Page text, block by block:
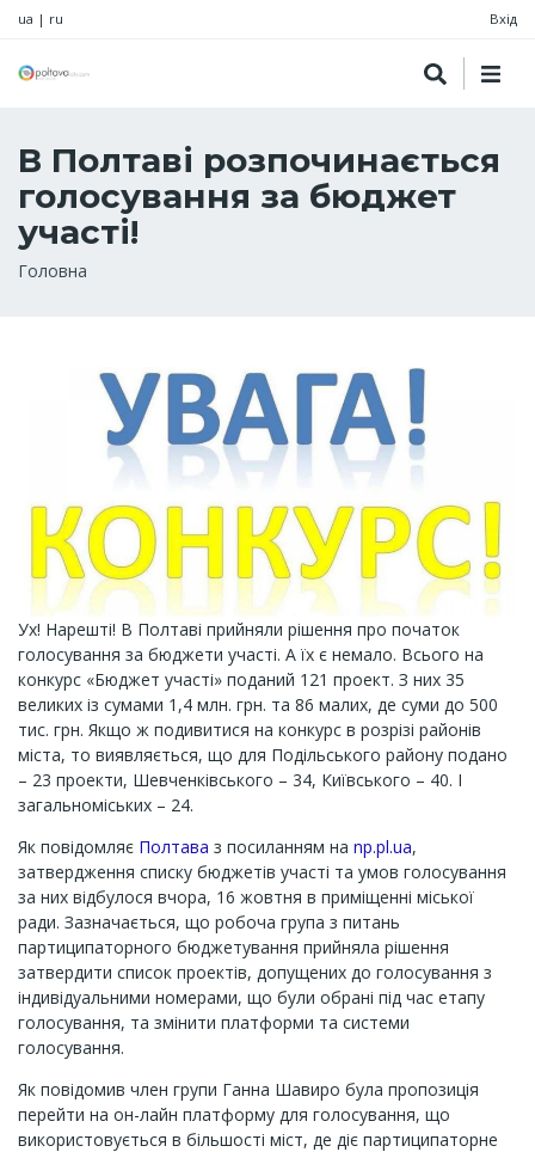
ua | ru Вхід
В Полтаві розпочинається
голосування за бюджет
участі!
Рядок
Головна
Ух! Нарешті! В Полтаві прийняли рішення про початок
голосування за бюджети участі. А їх є немало. Всього на
конкурс «Бюджет участі» поданий 121 проект. З них 35
великих із сумами 1,4 млн. грн. та 86 малих, де суми до 500
тис. грн. Якщо ж подивитися на конкурс в розрізі районів
міста, то виявляється, що для Подільського району подано
– 23 проекти, Шевченківського – 34, Київського – 40. І
загальноміських – 24.
Як повідомляє Полтава з посиланням на np.pl.ua,
затвердження списку бюджетів участі та умов голосування
за них відбулося вчора, 16 жовтня в приміщенні міської
ради. Зазначається, що робоча група з питань
партиципаторного бюджетування прийняла рішення
затвердити список проектів, допущених до голосування з
індивідуальними номерами, що були обрані під час етапу
голосування, та змінити платформи та системи
голосування.
Як повідомив член групи Ганна Шавиро була пропозиція
перейти на он-лайн платформу для голосування, що
використовується в більшості міст, де діє партиципаторне